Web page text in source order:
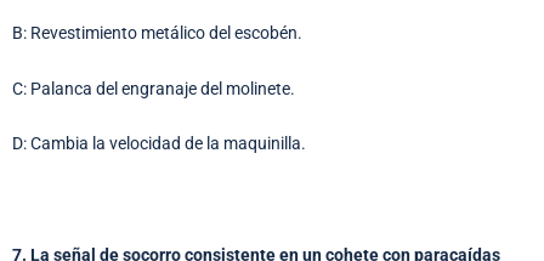
B: Revestimiento metálico del escobén.
C: Palanca del engranaje del molinete.
D: Cambia la velocidad de la maquinilla.
7. La señal de socorro consistente en un cohete con paracaídas